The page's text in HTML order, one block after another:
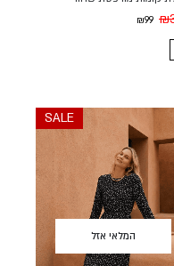
₪
₪99
המלאי אזל
SALE